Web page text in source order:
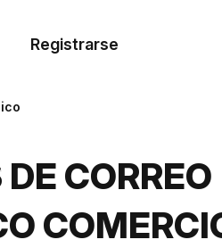
Registrarse
CORREO